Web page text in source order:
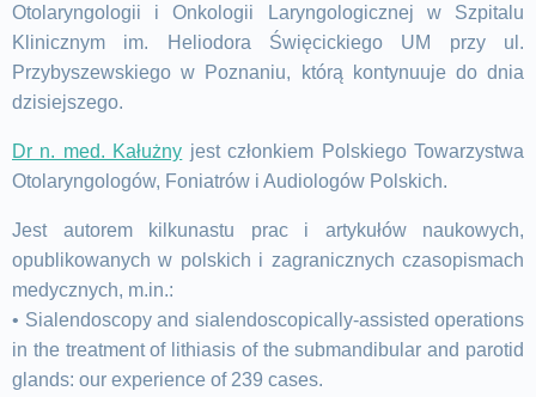
Otolaryngologii i Onkologii Laryngologicznej w Szpitalu
Klinicznym im. Heliodora Święcickiego UM przy ul.
Przybyszewskiego w Poznaniu, którą kontynuuje do dnia
dzisiejszego.
Dr n. med. Kałużny jest członkiem Polskiego Towarzystwa
Otolaryngologów, Foniatrów i Audiologów Polskich.
Jest autorem kilkunastu prac i artykułów naukowych,
opublikowanych w polskich i zagranicznych czasopismach
medycznych, m.in.:
• Sialendoscopy and sialendoscopically-assisted operations
in the treatment of lithiasis of the submandibular and parotid
glands: our experience of 239 cases.